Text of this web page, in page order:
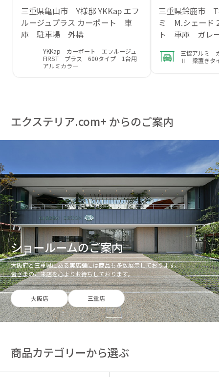
三重県亀山市 Y様邸 YKKap エフ
ルージュプラス カーポート 車
庫 駐車場 外構
YKKap カーポート エフルージュ
FIRST プラス 600タイプ 1台用
アルミカラー
三重県鈴鹿市 T
ミ M.シェード
ト 車庫 ガレ
三協アルミ
Ⅱ 梁置きタ
エクステリア.com+ からのご案内
ショールームのご案内
大阪府と三重県にある実店舗には商品も多数展示しております。
皆さまのご来店を心よりお待ちしております。
大阪店 三重店
商品カテゴリーから選ぶ